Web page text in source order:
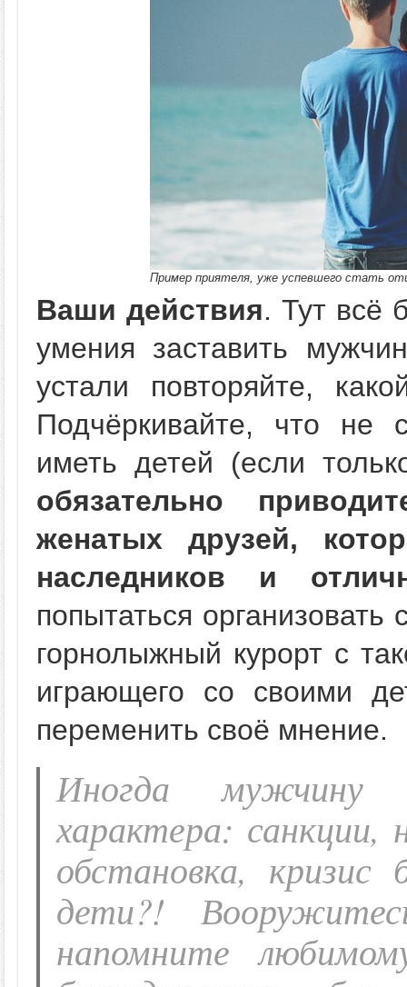
Пример приятеля, уже успевшего стать
Ваши действия. Тут всё
умения заставить
устали повторяйте,
Подчёркивайте, что не
иметь детей (если
обязательно
женатых друзей,
наследников и
попытаться
горнолыжный курорт с
играющего со своими
переменить своё мнение.
Иногда мужчину
характера: санкции,
обстановка,
дети?!
напомните